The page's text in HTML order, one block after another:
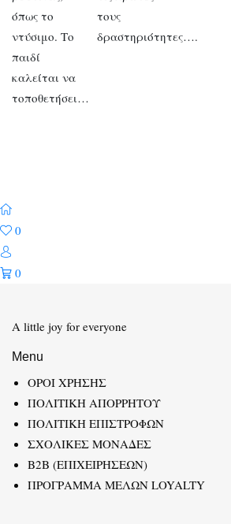
όπως το
ντύσιμο. Το
παιδί
καλείται να
τοποθετήσει…
τους
δραστηριότητες….
0
0
A little joy for everyone
Menu
ΟΡΟΙ ΧΡΗΣΗΣ
ΠΟΛΙΤΙΚΗ ΑΠΟΡΡΗΤΟΥ
ΠΟΛΙΤΙΚΗ ΕΠΙΣΤΡΟΦΩΝ
ΣΧΟΛΙΚΕΣ ΜΟΝΑΔΕΣ
B2B (ΕΠΙΧΕΙΡΗΣΕΩΝ)
ΠΡΟΓΡΑΜΜΑ ΜΕΛΩΝ LOYALTY